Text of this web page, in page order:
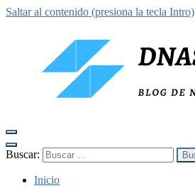
Saltar al contenido (presiona la tecla Intro)
Buscar:
Inicio